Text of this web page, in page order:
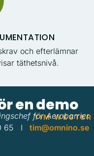
och efterlämnar
täthetsnivå.
en demo
T I M W E S T E R
för Aerobarrier
65 I
tim@omnino.se